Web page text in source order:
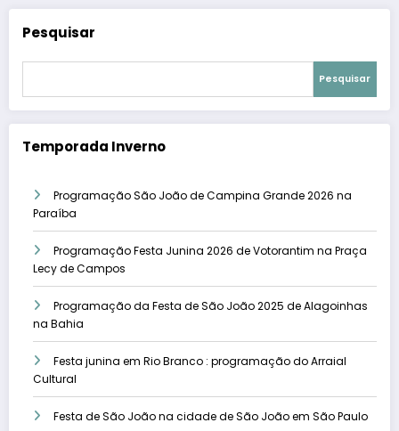
Pesquisar
Pesquisar
Temporada Inverno
Programação São João de Campina Grande 2026 na
Paraíba
Programação Festa Junina 2026 de Votorantim na Praça
Lecy de Campos
Programação da Festa de São João 2025 de Alagoinhas
na Bahia
Festa junina em Rio Branco : programação do Arraial
Cultural
Festa de São João na cidade de São João em São Paulo